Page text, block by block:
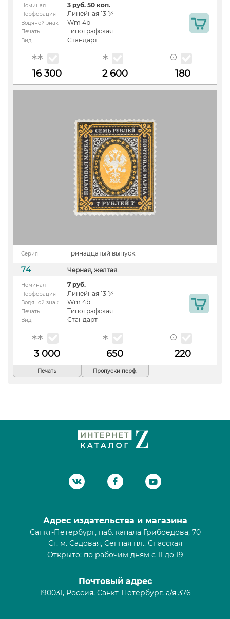
Номинал 3 руб. 50 коп.
Перфорация Линейная 13 ¼
Водяной знак Wm 4b
Печать Типографская
Вид Стандарт
16 300 2 600 180
Серия Тринадцатый выпуск.
74 Черная, желтая.
Номинал 7 руб.
Перфорация Линейная 13 ¼
Водяной знак Wm 4b
Печать Типографская
Вид Стандарт
3 000 650 220
Печать Пропуски перф.
Адрес издательства и магазина
Санкт-Петербург, наб. канала Грибоедова, 70
Ст. м. Садовая, Сенная пл., Спасская
Открыто: по рабочим дням с 11 до 19
Почтовый адрес
190031, Россия, Санкт-Петербург, а/я 376